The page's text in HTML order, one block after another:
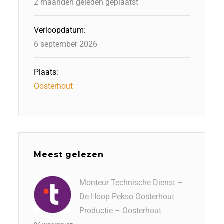
2 maanden geleden geplaatst
Verloopdatum:
6 september 2026
Plaats:
Oosterhout
Meest gelezen
Monteur Technische Dienst –
De Hoop Pekso Oosterhout
Productie – Oosterhout